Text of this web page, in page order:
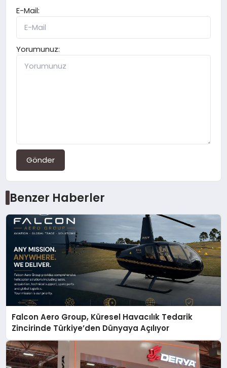
E-Mail:
Yorumunuz:
Gönder
Benzer Haberler
Falcon Aero Group, Küresel Havacılık Tedarik
Zincirinde Türkiye’den Dünyaya Açılıyor